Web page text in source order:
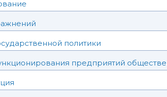
политики
предприятий